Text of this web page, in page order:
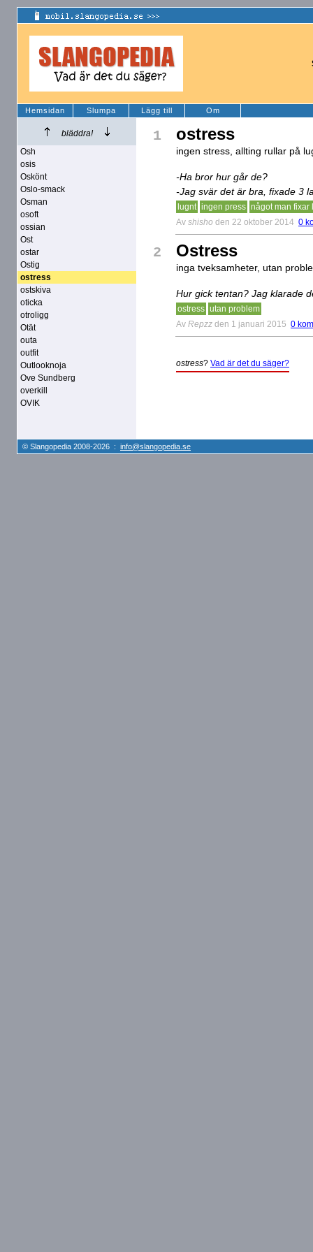
Hemsidan Slumpa Lägg till Om
bläddra!
Osh
osis
Oskönt
Oslo-smack
Osman
osoft
ossian
Ost
ostar
Ostig
ostress
ostskiva
oticka
otroligg
Otät
outa
outfit
Outlooknoja
Ove Sundberg
overkill
OVIK
1 ostress
ingen stress, allting rullar på
-Ha bror hur går de?
-Jag svär det är bra, fixade 3
lugnt ingen press något man fixar
Av shisho den 22 oktober 2014 0
2 Ostress
inga tveksamheter, utan
Hur gick tentan? Jag klarade
ostress utan problem
Av Repzz den 1 januari 2015 0
ostress? Vad är det du säger?
© Slangopedia 2008-2026 : info@slangopedia.se